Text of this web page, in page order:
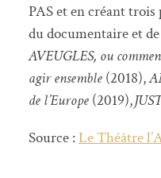
PAS et en créant
du documentaire et
AVEUGLES, ou
agir ensemble(2018),
de l’Europe (2019),
Source :Le Théâtre